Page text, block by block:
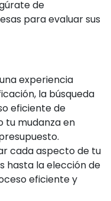
de
para evaluar sus
experiencia
la búsqueda
eficiente de
tu mudanza en
cada aspecto de tu
hasta la elección de
eficiente y